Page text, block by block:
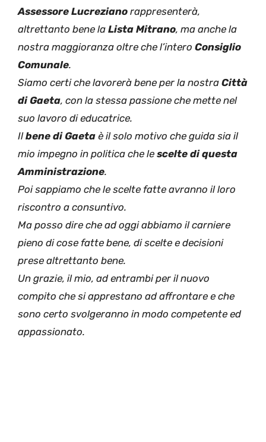
Assessore Lucreziano rappresenterà,
altrettanto bene la Lista Mitrano, ma anche la
nostra maggioranza oltre che l’intero Consiglio
Comunale.
Siamo certi che lavorerà bene per la nostra Città
di Gaeta, con la stessa passione che mette nel
suo lavoro di educatrice.
Ilbene di Gaeta è il solo motivo che guida sia il
mio impegno in politica che le scelte di questa
Amministrazione.
Poi sappiamo che le scelte fatte avranno il loro
riscontro a consuntivo.
Ma posso dire che ad oggi abbiamo il carniere
pieno di cose fatte bene, di scelte e decisioni
prese altrettanto bene.
Un grazie, il mio, ad entrambi per il nuovo
compito che si apprestano ad affrontare e che
sono certo svolgeranno in modo competente ed
appassionato.